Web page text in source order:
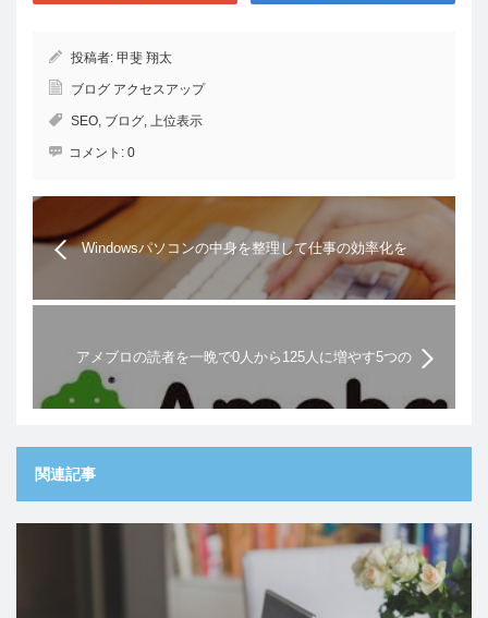
投稿者: 甲斐 翔太
ブログ アクセスアップ
SEO, ブログ, 上位表示
コメント: 0
Windowsパソコンの中身を整理して仕事の効率化を
図る方法
アメブロの読者を一晩で0人から125人に増やす5つの
読者増加テクニック
関連記事